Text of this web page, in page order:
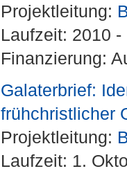
Projektleitung:
Laufzeit: 2010
Finanzierung:
Galaterbrief:
frühchristlicher
Projektleitung:
Laufzeit: 1.